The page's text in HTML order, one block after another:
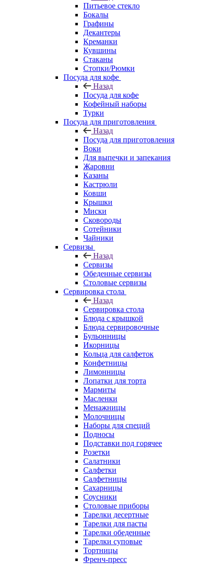
Питьевое стекло
Бокалы
Графины
Декантеры
Креманки
Кувшины
Стаканы
Стопки/Рюмки
Посуда для кофе
Назад
Посуда для кофе
Кофейный наборы
Турки
Посуда для приготовления
Назад
Посуда для приготовления
Воки
Для выпечки и запекания
Жаровни
Казаны
Кастрюли
Ковши
Крышки
Миски
Сковороды
Сотейники
Чайники
Сервизы
Назад
Сервизы
Обеденные сервизы
Столовые сервизы
Сервировка стола
Назад
Сервировка стола
Блюда с крышкой
Блюда сервировочные
Бульонницы
Икорницы
Кольца для салфеток
Конфетницы
Лимонницы
Лопатки для торта
Мармиты
Масленки
Менажницы
Молочницы
Наборы для специй
Подносы
Подставки под горячее
Розетки
Салатники
Салфетки
Салфетницы
Сахарницы
Соусники
Столовые приборы
Тарелки десертные
Тарелки для пасты
Тарелки обеденные
Тарелки суповые
Тортницы
Френч-пресс